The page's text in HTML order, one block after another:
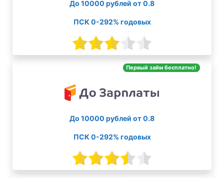
До 10000 рублей от 0.8
ПСК 0-292% годовых
Первый займ бесплатно!
До 10000 рублей от 0.8
ПСК 0-292% годовых